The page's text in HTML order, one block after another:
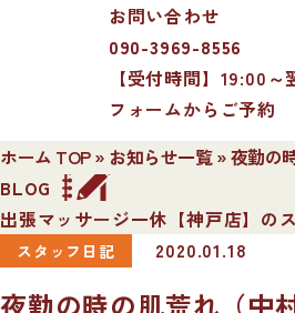
お問い合わせ
090-3969-8556
【受付時間】19:00～
フォームからご予約
ホーム TOP» お知らせ一覧»夜勤の
BLOG
出張マッサージ一休【神戸店】の
スタッフ日記 2020.01.18
夜勤の時の肌荒れ（中村